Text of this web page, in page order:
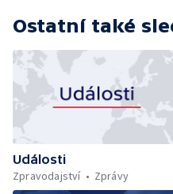
Ostatní také
Události
Zpravodajství
Zprávy